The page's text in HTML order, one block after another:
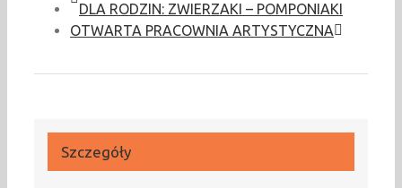
DLA RODZIN: ZWIERZAKI – POMPONIAKI
OTWARTA PRACOWNIA ARTYSTYCZNA
Szczegóły